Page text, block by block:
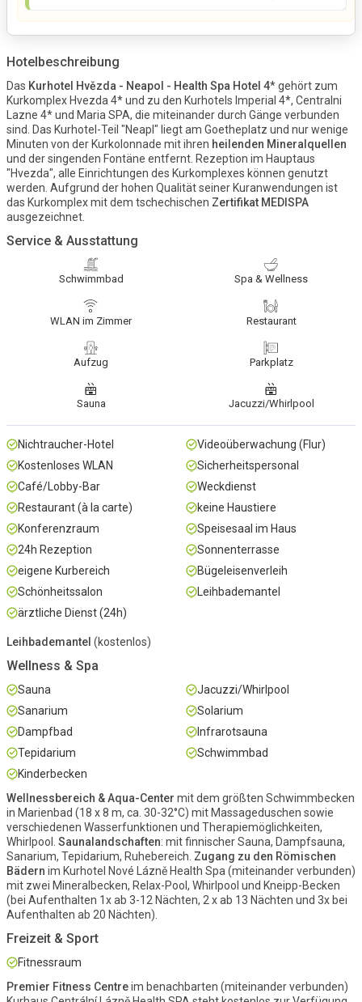
Hotelbeschreibung
Das Kurhotel Hvězda - Neapol - Health Spa Hotel 4* gehört zum
Kurkomplex Hvezda 4* und zu den Kurhotels Imperial 4*, Centralni
Lazne 4* und Maria SPA, die miteinander durch Gänge verbunden
sind. Das Kurhotel-Teil "Neapl" liegt am Goetheplatz und nur wenige
Minuten von der Kurkolonnade mit ihren heilenden Mineralquellen
und der singenden Fontäne entfernt. Rezeption im Hauptaus
"Hvezda", alle Einrichtungen des Kurkomplexes können genutzt
werden. Aufgrund der hohen Qualität seiner Kuranwendungen ist
das Kurkomplex mit dem tschechischen Zertifikat MEDISPA
ausgezeichnet.
Service & Ausstattung
Schwimmbad Spa & Wellness
WLAN im Zimmer Restaurant
Aufzug Parkplatz
Sauna Jacuzzi/Whirlpool
Nichtraucher-Hotel
Kostenloses WLAN
Café/Lobby-Bar
Restaurant (à la carte)
Konferenzraum
24h Rezeption
eigene Kurbereich
Schönheitssalon
ärztliche Dienst (24h)
Videoüberwachung (Flur)
Sicherheitspersonal
Weckdienst
keine Haustiere
Speisesaal im Haus
Sonnenterrasse
Bügeleisenverleih
Leihbademantel
Leihbademantel (kostenlos)
Wellness & Spa
Sauna
Jacuzzi/Whirlpool
Sanarium
Solarium
Dampfbad
Infrarotsauna
Tepidarium
Schwimmbad
Kinderbecken
Wellnessbereich & Aqua-Center mit dem größten Schwimmbecken
in Marienbad (18 x 8 m, ca. 30-32°C) mit Massageduschen sowie
verschiedenen Wasserfunktionen und Therapiemöglichkeiten,
Whirlpool. Saunalandschaften: mit finnischer Sauna, Dampfsauna,
Sanarium, Tepidarium, Ruhebereich. Zugang zu den Römischen
Bädern im Kurhotel Nové Lázně Health Spa (miteinander verbunden)
mit zwei Mineralbecken, Relax-Pool, Whirlpool und Kneipp-Becken
(bei Aufenthalten 1x ab 3-12 Nächten, 2 x ab 13 Nächten und 3x bei
Aufenthalten ab 20 Nächten).
Freizeit & Sport
Fitnessraum
Premier Fitness Centreim benachbarten (miteinander verbunden)